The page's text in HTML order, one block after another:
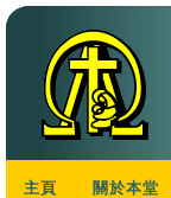
主頁 關於本堂